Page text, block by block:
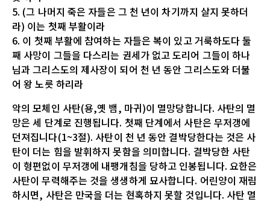
5. (그 나머지 죽은 자들은 그 천 년이 차기까지 살지 못하더
라) 이는 첫째 부활이라
6. 이 첫째 부활에 참여하는 자들은 복이 있고 거룩하도다 둘
째 사망이 그들을 다스리는 권세가 없고 도리어 그들이 하나
님과 그리스도의 제사장이 되어 천 년 동안 그리스도와 더불
어 왕 노릇 하리라
악의 모체인 사탄(용,옛 뱀, 마귀)이 멸망당합니다. 사탄의 멸
망은 세 단계로 진행됩니다. 첫째 단계에서 사탄은 무저갱에
던져집니다(1~3절). 사탄이 천 년 동안 결박당한다는 것은 사
탄이 더는 힘을 발휘하지 못함을 의미합니다. 결박당한 사탄
이 형편없이 무저갱에 내팽개침을 당하고 인봉됩니다. 요한은
사탄이 무력해주는 것을 생생하게 묘사합니다. 어린양이 재림
하시면, 사탄은 만국을 더는 현혹하지 못할 것입니다. 사탄 멸